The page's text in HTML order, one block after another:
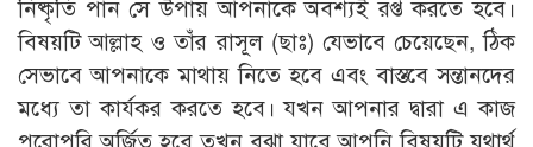
নিষ্কৃতি পান সে উপায় আপনাকে অবশ্যই রপ্ত করতে হবে।
বিষয়টি আল্লাহ ও তাঁর রাসূল (ছাঃ) যেভাবে চেয়েছেন, ঠিক
সেভাবে আপনাকে মাথায় নিতে হবে এবং বাস্তবে সন্তানদের
মধ্যে তা কার্যকর করতে হবে। যখন আপনার দ্বারা এ কাজ